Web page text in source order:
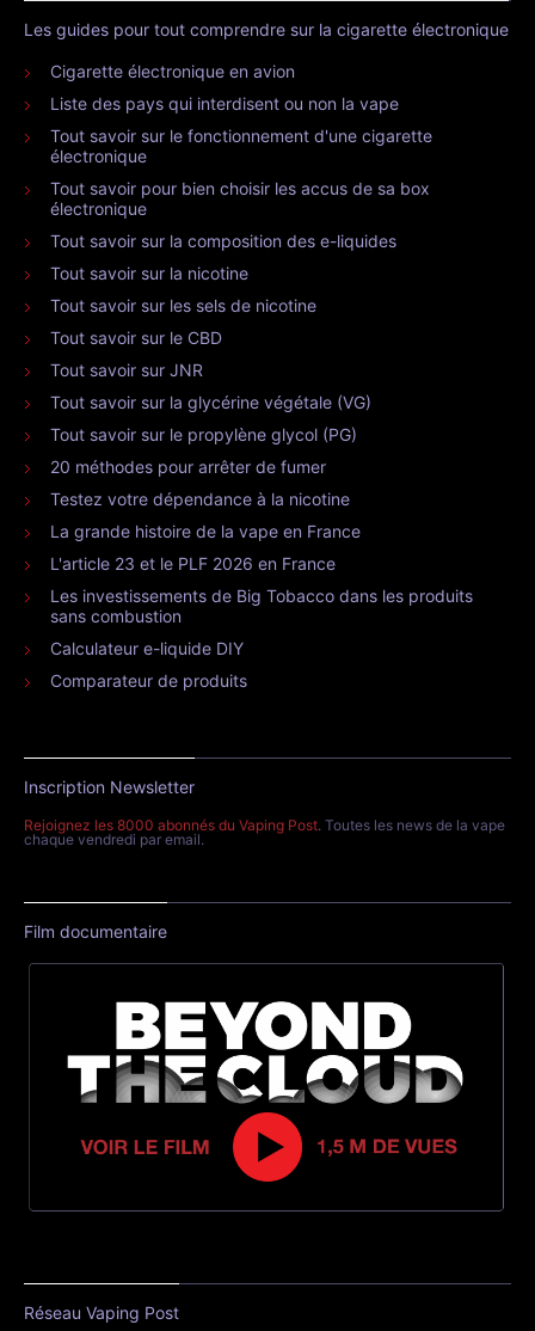
Les guides pour tout comprendre sur la cigarette électronique
Cigarette électronique en avion
Liste des pays qui interdisent ou non la vape
Tout savoir sur le fonctionnement d'une cigarette
électronique
Tout savoir pour bien choisir les accus de sa box
électronique
Tout savoir sur la composition des e-liquides
Tout savoir sur la nicotine
Tout savoir sur les sels de nicotine
Tout savoir sur le CBD
Tout savoir sur JNR
Tout savoir sur la glycérine végétale (VG)
Tout savoir sur le propylène glycol (PG)
20 méthodes pour arrêter de fumer
Testez votre dépendance à la nicotine
La grande histoire de la vape en France
L'article 23 et le PLF 2026 en France
Les investissements de Big Tobacco dans les produits
sans combustion
Calculateur e-liquide DIY
Comparateur de produits
Inscription Newsletter
Rejoignez les 8000 abonnés du Vaping Post. Toutes les news de la vape
chaque vendredi par email.
Film documentaire
Réseau Vaping Post